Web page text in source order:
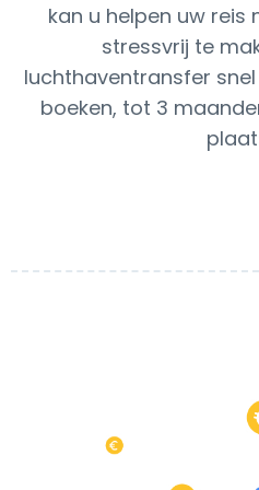
kan u helpen uw reis
stressvrij te
luchthaventransfer
boeken, tot 3